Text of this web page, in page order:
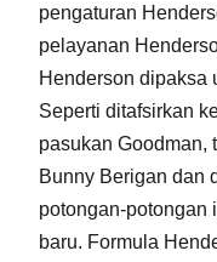
pengaturan
pelayanan
Henderson dipaksa
Seperti ditafsirkan
pasukan Goodman,
Bunny Berigan dan
potongan-potongan
baru. Formula